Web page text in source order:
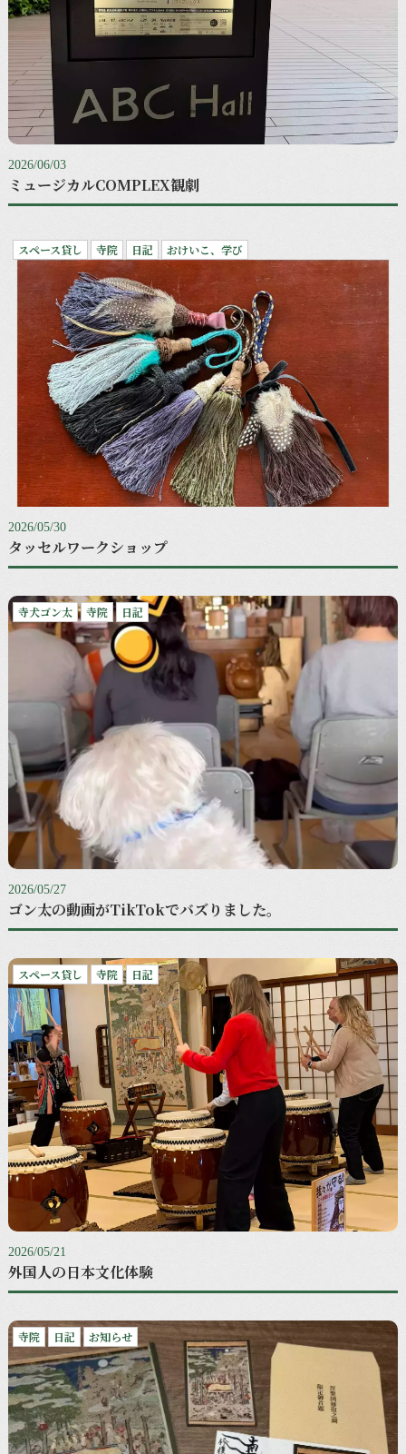
2026/06/03
ミュージカルCOMPLEX観劇
スペース貸し 寺院 日記 おけいこ、学び
2026/05/30
タッセルワークショップ
寺犬ゴン太 寺院 日記
2026/05/27
ゴン太の動画がTikTokでバズりました。
スペース貸し 寺院 日記
2026/05/21
外国人の日本文化体験
寺院 日記 お知らせ